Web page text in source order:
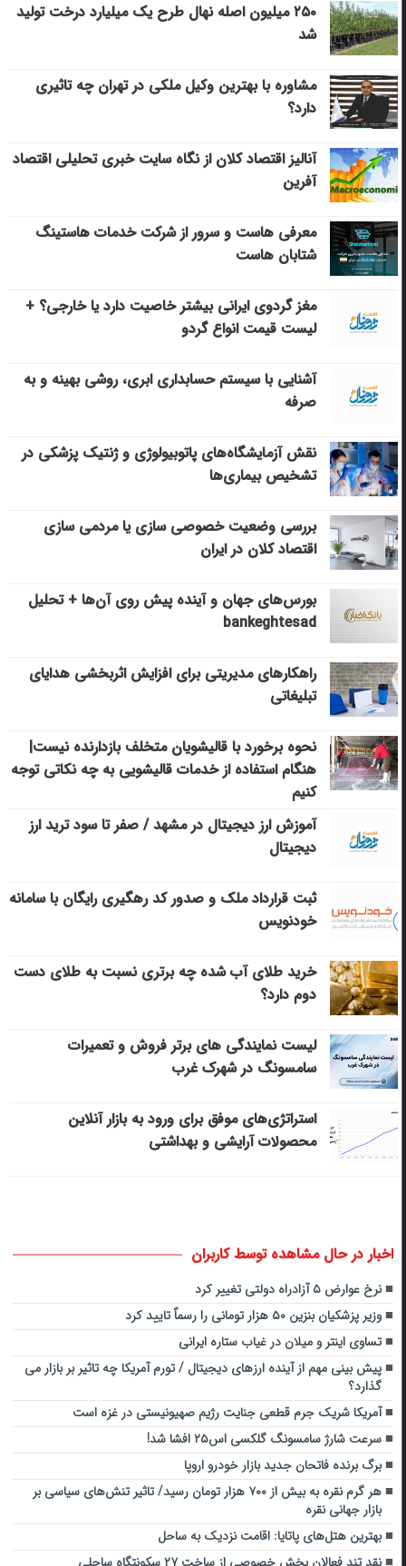
۲۵۰ میلیون اصله نهال طرح یک میلیارد درخت تولید
شد
مشاوره با بهترین وکیل ملکی در تهران چه تاثیری
دارد؟
آنالیز اقتصاد کلان از نگاه سایت خبری تحلیلی اقتصاد
آفرین
معرفی هاست و سرور از شرکت خدمات هاستینگ
شتابان هاست
مغز گردوی ایرانی بیشتر خاصیت دارد یا خارجی؟ +
لیست قیمت انواع گردو
آشنایی با سیستم حسابداری ابری، روشی بهینه و به
صرفه
نقش آزمایشگاه‌های پاتوبیولوژی و ژنتیک پزشکی در
تشخیص بیماری‌ها
بررسی وضعیت خصوصی سازی یا مردمی سازی
اقتصاد کلان در ایران
بورس‌های جهان و آینده پیش روی آن‌ها + تحلیل
bankeghtesad
راهکارهای مدیریتی برای افزایش اثربخشی هدایای
تبلیغاتی
نحوه برخورد با قالیشویان متخلف بازدارنده نیست|
هنگام استفاده از خدمات قالیشویی به چه نکاتی توجه
کنیم
آموزش ارز دیجیتال در مشهد / صفر تا سود ترید ارز
دیجیتال
ثبت قرارداد ملک و صدور کد رهگیری رایگان با سامانه
خودنویس
خرید طلای آب شده چه برتری نسبت به طلای دست
دوم دارد؟
لیست نمایندگی های برتر فروش و تعمیرات
سامسونگ در شهرک غرب
استراتژی‌های موفق برای ورود به بازار آنلاین
محصولات آرایشی و بهداشتی
اخبار در حال مشاهده توسط کاربران
نرخ عوارض ۵ آزادراه‌ دولتی تغییر کرد
وزیر پزشکیان بنزین ۵۰ هزار تومانی را رسماً تایید کرد
تساوی اینتر و میلان در غیاب ستاره ایرانی
پیش بینی مهم از آینده ارزهای دیجیتال / تورم آمریکا چه تاثیر بر بازار می
گذارد؟
آمریکا شریک جرم قطعی جنایت رژیم صهیونیستی در غزه است
سرعت شارژ سامسونگ گلکسی اس۲۵ افشا شد!
برگ برنده فاتحان جدید بازار خودرو اروپا
هر گرم نقره به بیش از ۷۰۰ هزار تومان رسید/ تاثیر تنش‌های سیاسی بر
بازار جهانی نقره
بهترین هتل‌های پاتایا: اقامت نزدیک به ساحل